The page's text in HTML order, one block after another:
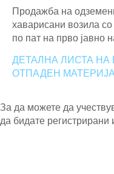
Продажба на
хаварисани возила
по пат на прво јавно
ДЕТАЛНА ЛИСТА
ОТПАДЕН
За да можете да
да бидате регистрирани